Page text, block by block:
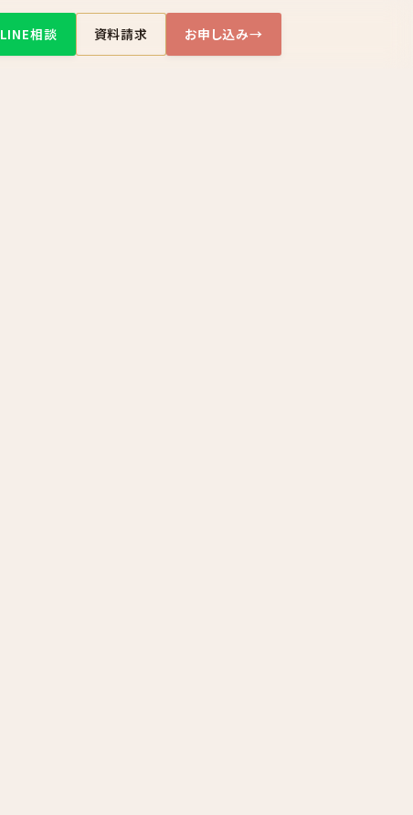
LINE相談 資料請求 お申し込み→